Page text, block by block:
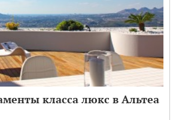
класса люкс в Альтеа